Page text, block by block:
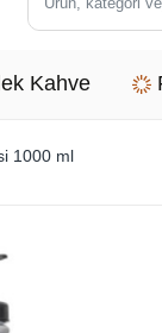
Ürün,
kategori
marka
Kahve
1000 ml